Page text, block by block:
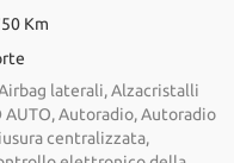
Km
laterali, Alzacristalli
AUTO, Autoradio, Autoradio
centralizzata,